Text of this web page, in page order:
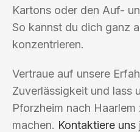
Kartons oder den Auf-
So kannst du dich ganz
konzentrieren.
Vertraue auf unsere
Zuverlässigkeit und lass
Pforzheim nach Haarlem
machen. Kontaktiere uns